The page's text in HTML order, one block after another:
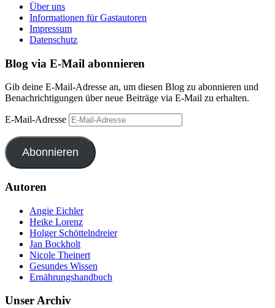
Über uns
Informationen für Gastautoren
Impressum
Datenschutz
Blog via E-Mail abonnieren
Gib deine E-Mail-Adresse an, um diesen Blog zu abonnieren und
Benachrichtigungen über neue Beiträge via E-Mail zu erhalten.
E-Mail-Adresse
Abonnieren
Autoren
Angie Eichler
Heike Lorenz
Holger Schöttelndreier
Jan Bockholt
Nicole Theinert
Gesundes Wissen
Ernährungshandbuch
Unser Archiv